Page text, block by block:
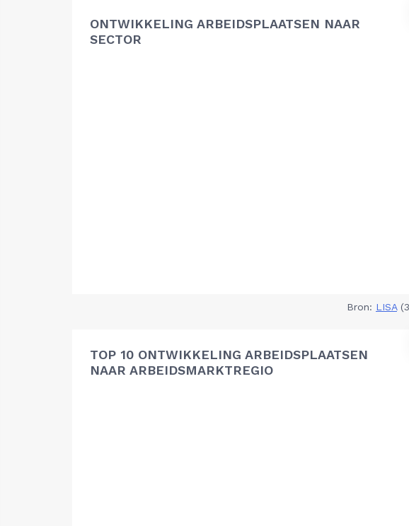
ONTWIKKELING ARBEIDSPLAATSEN NAAR
SECTOR
Bron: LISA
TOP 10 ONTWIKKELING ARBEIDSPLAATSEN
NAAR ARBEIDSMARKTREGIO